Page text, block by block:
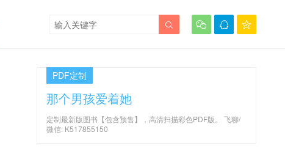
  

PDF定制
那个男孩爱着她
定制最新版图书【包含预售】，高清扫描彩色PDF版。 飞聊/
微信: K517855150